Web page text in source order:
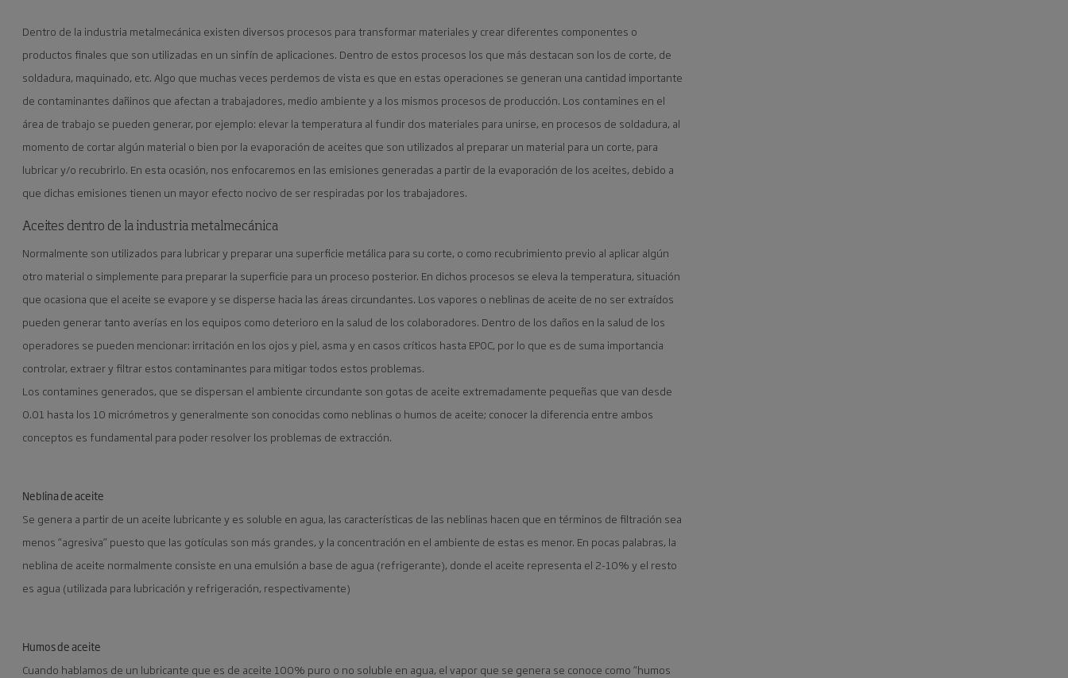
Dentro de la industria metalmecánica existen diversos procesos para transformar materiales y crear diferentes componentes o
productos finales que son utilizadas en un sinfín de aplicaciones. Dentro de estos procesos los que más destacan son los de corte, de
soldadura, maquinado, etc. Algo que muchas veces perdemos de vista es que en estas operaciones se generan una cantidad importante
de contaminantes dañinos que afectan a trabajadores, medio ambiente y a los mismos procesos de producción. Los contamines en el
área de trabajo se pueden generar, por ejemplo: elevar la temperatura al fundir dos materiales para unirse, en procesos de soldadura, al
momento de cortar algún material o bien por la evaporación de aceites que son utilizados al preparar un material para un corte, para
lubricar y/o recubrirlo. En esta ocasión, nos enfocaremos en las emisiones generadas a partir de la evaporación de los aceites, debido a
que dichas emisiones tienen un mayor efecto nocivo de ser respiradas por los trabajadores.
Aceites dentro de la industria metalmecánica
Normalmente son utilizados para lubricar y preparar una superficie metálica para su corte, o como recubrimiento previo al aplicar algún
otro material o simplemente para preparar la superficie para un proceso posterior. En dichos procesos se eleva la temperatura, situación
que ocasiona que el aceite se evapore y se disperse hacia las áreas circundantes. Los vapores o neblinas de aceite de no ser extraídos
pueden generar tanto averías en los equipos como deterioro en la salud de los colaboradores. Dentro de los daños en la salud de los
operadores se pueden mencionar: irritación en los ojos y piel, asma y en casos críticos hasta EPOC, por lo que es de suma importancia
controlar, extraer y filtrar estos contaminantes para mitigar todos estos problemas.
Los contamines generados, que se dispersan el ambiente circundante son gotas de aceite extremadamente pequeñas que van desde
0.01 hasta los 10 micrómetros y generalmente son conocidas como neblinas o humos de aceite; conocer la diferencia entre ambos
conceptos es fundamental para poder resolver los problemas de extracción.
Neblina de aceite
Se genera a partir de un aceite lubricante y es soluble en agua, las características de las neblinas hacen que en términos de filtración sea
menos “agresiva” puesto que las gotículas son más grandes, y la concentración en el ambiente de estas es menor. En pocas palabras, la
neblina de aceite normalmente consiste en una emulsión a base de agua (refrigerante), donde el aceite representa el 2-10% y el resto
es agua (utilizada para lubricación y refrigeración, respectivamente)
Humos de aceite
Cuando hablamos de un lubricante que es de aceite 100% puro o no soluble en agua, el vapor que se genera se conoce como “humos